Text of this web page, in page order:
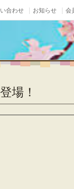
合わせ お知らせ 会
場！